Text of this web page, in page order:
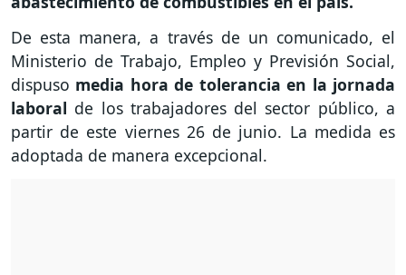
De esta manera, a través de un comunicado, el
Ministerio de Trabajo, Empleo y Previsión Social,
dispuso media hora de tolerancia en la jornada
laboral de los trabajadores del sector público, a
partir de este viernes 26 de junio. La medida es
adoptada de manera excepcional.